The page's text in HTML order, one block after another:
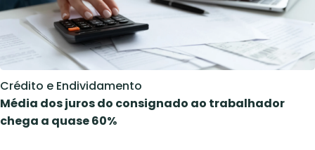
Crédito e Endividamento
Média dos juros do consignado ao trabalhador
chega a quase 60%